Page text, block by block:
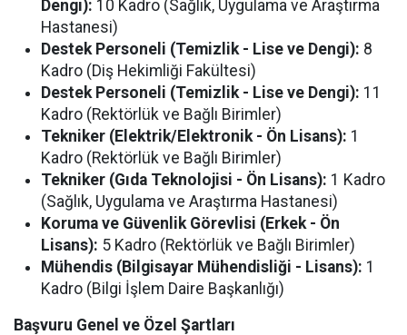
Dengi): 10 Kadro (Sağlık, Uygulama ve Araştırma
Hastanesi)
Destek Personeli (Temizlik - Lise ve Dengi): 8
Kadro (Diş Hekimliği Fakültesi)
Destek Personeli (Temizlik - Lise ve Dengi): 11
Kadro (Rektörlük ve Bağlı Birimler)
Tekniker (Elektrik/Elektronik - Ön Lisans): 1
Kadro (Rektörlük ve Bağlı Birimler)
Tekniker (Gıda Teknolojisi - Ön Lisans): 1 Kadro
(Sağlık, Uygulama ve Araştırma Hastanesi)
Koruma ve Güvenlik Görevlisi (Erkek - Ön
Lisans): 5 Kadro (Rektörlük ve Bağlı Birimler)
Mühendis (Bilgisayar Mühendisliği - Lisans): 1
Kadro (Bilgi İşlem Daire Başkanlığı)
Başvuru Genel ve Özel Şartları